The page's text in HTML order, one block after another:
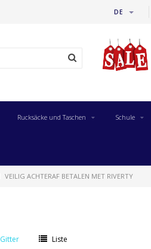
DE
Rucksäcke und Taschen Schule
VEILIG ACHTERAF BETALEN MET RIVERTY
Gitter Liste